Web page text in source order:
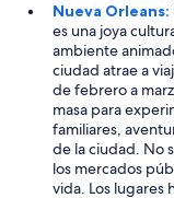
Nueva Orleans:
es una joya
ambiente
ciudad atrae a
de febrero a
masa para
familiares,
de la ciudad. No
los mercados
vida. Los lugares